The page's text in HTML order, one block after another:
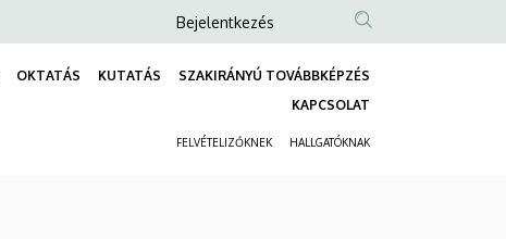
Anonim
fiók
Bejelentkezés
OKTATÁS KUTATÁS
SZAKIRÁNYÚ TOVÁBBKÉPZÉS
KAPCSOLAT
FELVÉTELIZŐKNEK HALLGATÓKNAK